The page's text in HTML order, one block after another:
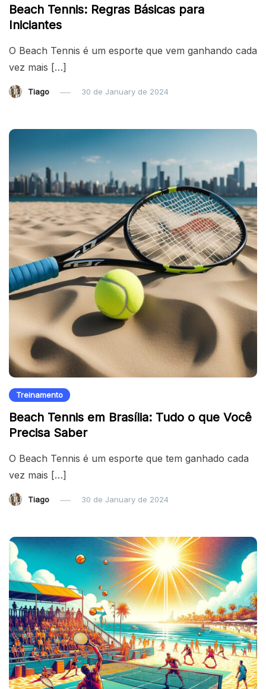
Beach Tennis: Regras Básicas para
Iniciantes
O Beach Tennis é um esporte que vem ganhando cada
vez mais […]
Tiago 30 de January de 2024
Treinamento
Beach Tennis em Brasília: Tudo o que Você
Precisa Saber
O Beach Tennis é um esporte que tem ganhado cada
vez mais […]
Tiago 30 de January de 2024